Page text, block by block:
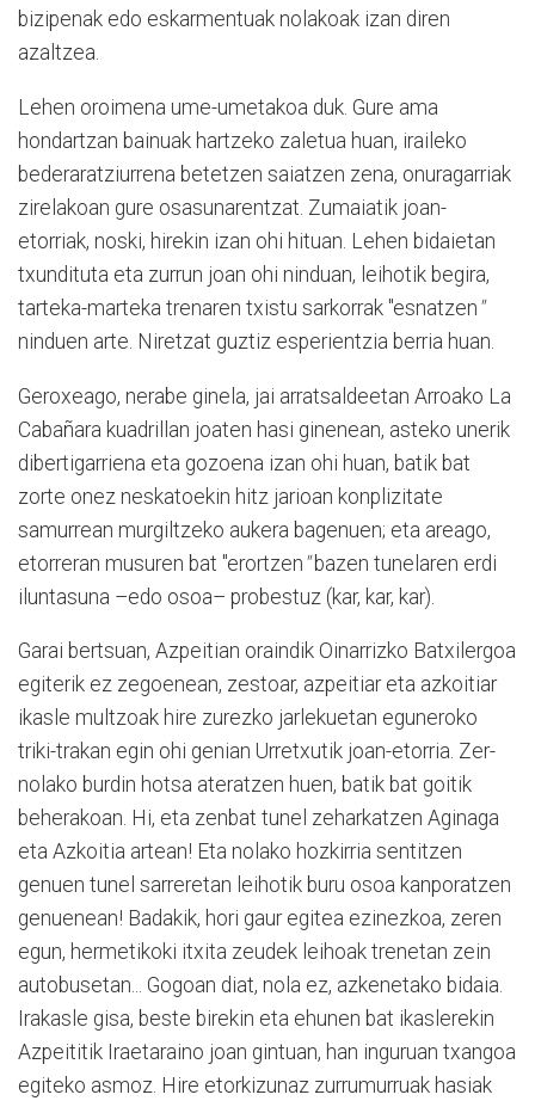
bizipenak edo eskarmentuak nolakoak izan diren
azaltzea.
Lehen oroimena ume-umetakoa duk. Gure ama
hondartzan bainuak hartzeko zaletua huan, iraileko
bederaratziurrena betetzen saiatzen zena, onuragarriak
zirelakoan gure osasunarentzat. Zumaiatik joan-
etorriak, noski, hirekin izan ohi hituan. Lehen bidaietan
txundituta eta zurrun joan ohi ninduan, leihotik begira,
tarteka-marteka trenaren txistu sarkorrak "esnatzen "
ninduen arte. Niretzat guztiz esperientzia berria huan.
Geroxeago, nerabe ginela, jai arratsaldeetan Arroako La
Cabañara kuadrillan joaten hasi ginenean, asteko unerik
dibertigarriena eta gozoena izan ohi huan, batik bat
zorte onez neskatoekin hitz jarioan konplizitate
samurrean murgiltzeko aukera bagenuen; eta areago,
etorreran musuren bat "erortzen "bazen tunelaren erdi
iluntasuna –edo osoa– probestuz (kar, kar, kar).
Garai bertsuan, Azpeitian oraindik Oinarrizko Batxilergoa
egiterik ez zegoenean, zestoar, azpeitiar eta azkoitiar
ikasle multzoak hire zurezko jarlekuetan eguneroko
triki-trakan egin ohi genian Urretxutik joan-etorria. Zer-
nolako burdin hotsa ateratzen huen, batik bat goitik
beherakoan. Hi, eta zenbat tunel zeharkatzen Aginaga
eta Azkoitia artean! Eta nolako hozkirria sentitzen
genuen tunel sarreretan leihotik buru osoa kanporatzen
genuenean! Badakik, hori gaur egitea ezinezkoa, zeren
egun, hermetikoki itxita zeudek leihoak trenetan zein
autobusetan... Gogoan diat, nola ez, azkenetako bidaia.
Irakasle gisa, beste birekin eta ehunen bat ikaslerekin
Azpeititik Iraetaraino joan gintuan, han inguruan txangoa
egiteko asmoz. Hire etorkizunaz zurrumurruak hasiak